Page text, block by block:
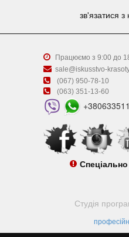
зв'язатися з
Працюємо з 9:00 до
sale@iskusstvo-
(067) 950-78-10
(063) 351-13-60
Студія